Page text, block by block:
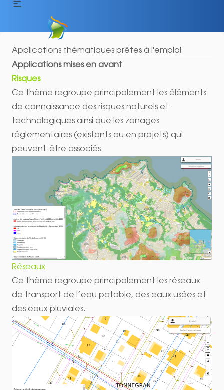
Applications thématiques prêtes à l'emploi
Applications mises en avant
Risques
Ce thème regroupe principalement les éléments
de connaissance des risques naturels et
technologiques ainsi que les zonages
réglementaires (existants ou en projets) qui
peuvent-être associés.
Réseaux
Ce thème regroupe principalement les réseaux
de transport de l’eau potable, des eaux usées et
des eaux pluviales.